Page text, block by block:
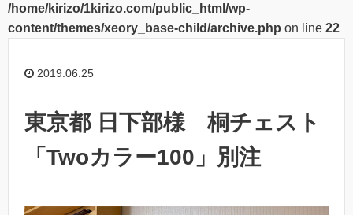
/home/kirizo/1kirizo.com/public_html/wp-
content/themes/xeory_base-child/archive.php on line 22
2019.06.25
東京都 日下部様 桐チェスト
「Twoカラー100」別注